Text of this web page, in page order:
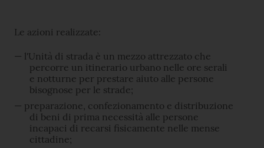
Le azioni realizzate:
l'Unità di strada è un mezzo attrezzato che
percorre un itinerario urbano nelle ore serali
e notturne per prestare aiuto alle persone
bisognose per le strade;
preparazione, confezionamento e distribuzione
di beni di prima necessità alle persone
incapaci di recarsi fisicamente nelle mense
cittadine;